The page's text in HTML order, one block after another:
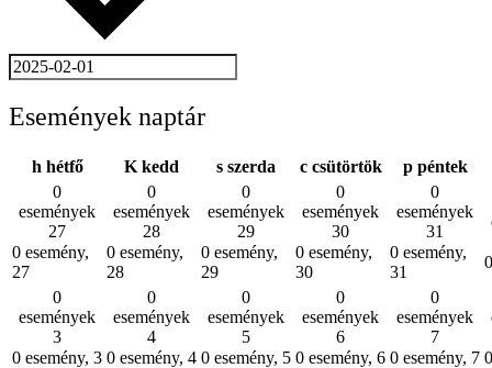
Események naptár
h hétfő K kedd s szerda c csütörtök p péntek
0
események
27
0 esemény,
27
0
események
28
0 esemény,
28
0
események
29
0 esemény,
29
0
események
30
0 esemény,
30
0
események
31
0 esemény,
31
0
események
3
0 esemény, 3
0
események
4
0 esemény, 4
0
események
5
0 esemény, 5
0
események
6
0 esemény, 6
0
események
7
0 esemény, 7